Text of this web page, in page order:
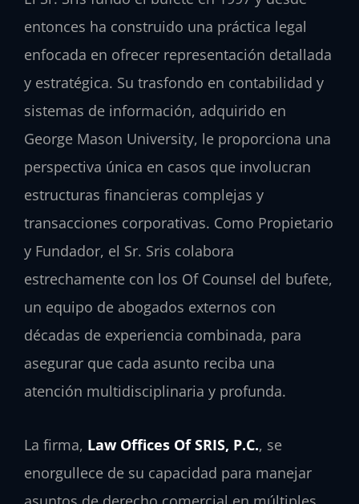
entonces ha construido una práctica legal
enfocada en ofrecer representación detallada
y estratégica. Su trasfondo en contabilidad y
sistemas de información, adquirido en
George Mason University, le proporciona una
perspectiva única en casos que involucran
estructuras financieras complejas y
transacciones corporativas. Como Propietario
y Fundador, el Sr. Sris colabora
estrechamente con los Of Counsel del bufete,
un equipo de abogados externos con
décadas de experiencia combinada, para
asegurar que cada asunto reciba una
atención multidisciplinaria y profunda.
La firma, Law Offices Of SRIS, P.C., se
enorgullece de su capacidad para manejar